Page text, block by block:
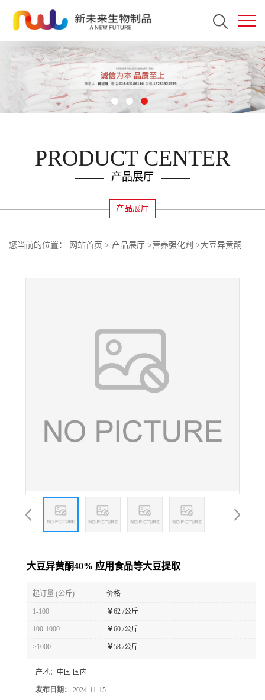
PRODUCT CENTER
产品展厅
产品展厅
您当前的位置： 网站首页 > 产品展厅 >营养强化剂 >大豆异黄酮
大豆异黄酮40% 应用食品等大豆提取
起订量 (公斤) 价格
1-100 ￥62 /公斤
100-1000 ￥60 /公斤
≥1000 ￥58 /公斤
产地： 中国 国内
发布日期： 2024-11-15